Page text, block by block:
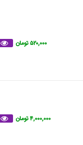
۵۲۰,۰۰۰ تومان
۴,۰۰۰,۰۰۰ تومان